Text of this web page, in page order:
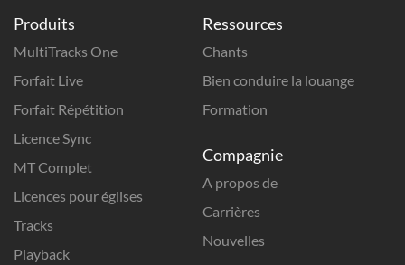
Produits
MultiTracks One
Forfait Live
Forfait Répétition
Licence Sync
MT Complet
Licences pour églises
Tracks
Playback
Ressources
Chants
Bien conduire la louange
Formation
Compagnie
A propos de
Carrières
Nouvelles